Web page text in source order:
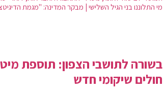
מי התלוננו בני הגיל השלישי | מבקר המדינה: "מגמת
בשורה לתושבי הצפון: תוספת
חולים שיקומי חדש